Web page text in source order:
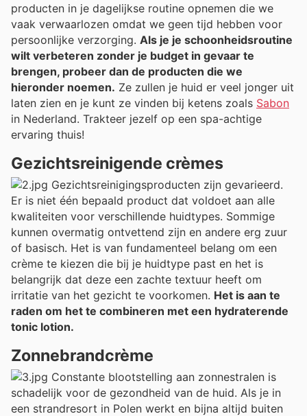
producten in je dagelijkse routine opnemen die we
vaak verwaarlozen omdat we geen tijd hebben voor
persoonlijke verzorging. Als je je schoonheidsroutine
wilt verbeteren zonder je budget in gevaar te
brengen, probeer dan de producten die we
hieronder noemen. Ze zullen je huid er veel jonger uit
laten zien en je kunt ze vinden bij ketens zoals Sabon
in Nederland. Trakteer jezelf op een spa-achtige
ervaring thuis!
Gezichtsreinigende crèmes
Gezichtsreinigingsproducten zijn gevarieerd.
Er is niet één bepaald product dat voldoet aan alle
kwaliteiten voor verschillende huidtypes. Sommige
kunnen overmatig ontvettend zijn en andere erg zuur
of basisch. Het is van fundamenteel belang om een
crème te kiezen die bij je huidtype past en het is
belangrijk dat deze een zachte textuur heeft om
irritatie van het gezicht te voorkomen. Het is aan te
raden om het te combineren met een hydraterende
tonic lotion.
Zonnebrandcrème
Constante blootstelling aan zonnestralen is
schadelijk voor de gezondheid van de huid. Als je in
een strandresort in Polen werkt en bijna altijd buiten